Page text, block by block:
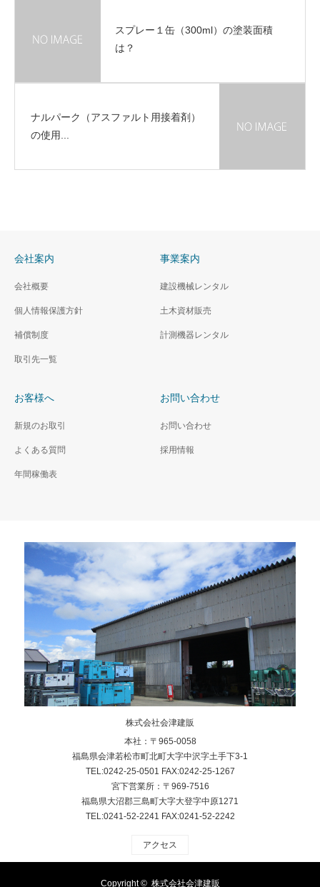
スプレー１缶（300ml）の塗装面積
は？
ナルパーク（アスファルト用接着剤）
の使用...
会社案内
会社概要
個人情報保護方針
補償制度
取引先一覧
事業案内
建設機械レンタル
土木資材販売
計測機器レンタル
お客様へ
新規のお取引
よくある質問
年間稼働表
お問い合わせ
お問い合わせ
採用情報
株式会社会津建販
本社：〒965-0058
福島県会津若松市町北町大字中沢字土手下3-1
TEL:0242-25-0501 FAX:0242-25-1267
宮下営業所：〒969-7516
福島県大沼郡三島町大字大登字中原1271
TEL:0241-52-2241 FAX:0241-52-2242
アクセス
Copyright © 株式会社会津建販